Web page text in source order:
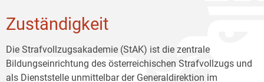
Zuständigkeit
Die Strafvollzugsakademie (StAK) ist die zentrale
Bildungseinrichtung des österreichischen Strafvollzugs und
als Dienststelle unmittelbar der Generaldirektion im